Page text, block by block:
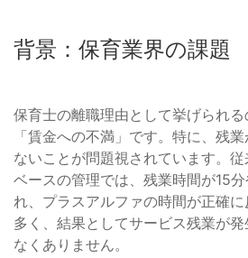
背景：保育業界の課題
保育士の離職理由として挙げられ
「賃金への不満」です。特に、残
ないことが問題視されています。
ベースの管理では、残業時間が15
れ、プラスアルファの時間が正確
多く、結果としてサービス残業が
なくありません。